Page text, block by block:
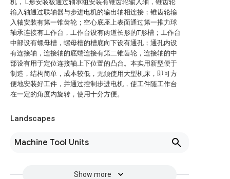
机， L形安装板通过轴承组安装有锥齿轮输入轴，锥齿轮
输入轴通过联轴器与步进电机的输出轴相连接；锥齿轮输
入轴安装有第一锥齿轮；空心底座上表面通过第一推力球
轴承连接有工作台，工作台设有两道长形的T形槽；工作台
中部设有螺母槽，螺母槽的槽底向下设有通孔；通孔内设
有连接轴，连接轴的底端连接有第二锥齿轮，连接轴的中
部设有用于定位连接轴上下位置的凸台。本实用新型便于
制造，结构简单，成本较低，无须使用大型机床，即可方
便地安装好工件，并通过控制步进电机，使工件随工作台
在一定的角度内旋转，使用十分方便。
Landscapes
Machine Tool Units
Show more